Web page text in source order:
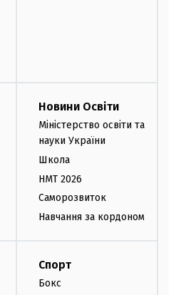
Новини Освіти
Міністерство освіти та
науки України
Школа
НМТ 2026
Саморозвиток
Навчання за кордоном
Спорт
Бокс